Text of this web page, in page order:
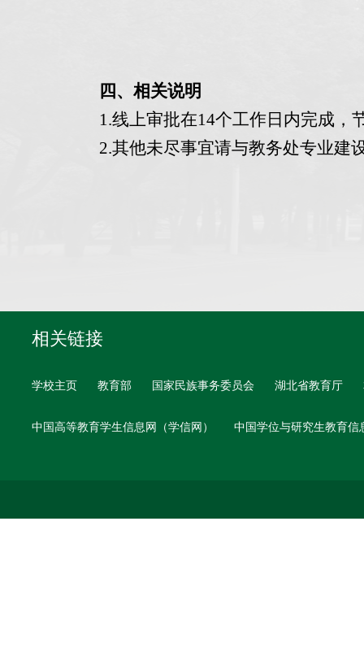
四、相关说明
1.线上审批在14个工作日内完成，
2.其他未尽事宜请与教务处专业建
相关链接
学校主页 教育部 国家民族事务委员会 湖北省教育厅
中国高等教育学生信息网（学信网） 中国学位与研究生教育信